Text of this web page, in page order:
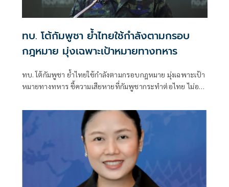
ทบ. โต้กัมพูชา ย้ำไทยใช้กำลังตามกรอบ
กฎหมาย มุ่งเฉพาะเป้าหมายทางทหาร
ทบ. โต้กัมพูชา ย้ำไทยใช้กำลังตามกรอบกฎหมาย มุ่งเฉพาะเป้า
หมายทางทหาร ชี้ความเสียหายที่กัมพูชากระทำต่อไทย ไม่อาจ